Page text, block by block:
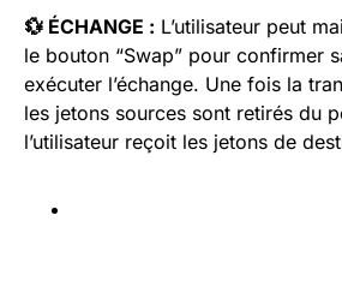
💱 ÉCHANGE : L’utilisateur peut
le bouton “Swap” pour confirmer
exécuter l’échange. Une fois la
les jetons sources sont retirés du
l’utilisateur reçoit les jetons de